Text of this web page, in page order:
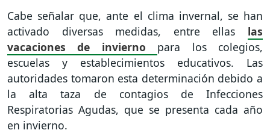
Cabe señalar que, ante el clima invernal, se han
activado diversas medidas, entre ellas las
vacaciones de invierno
para los colegios,
escuelas y establecimientos educativos. Las
autoridades tomaron esta determinación debido a
la alta taza de contagios de Infecciones
Respiratorias Agudas, que se presenta cada año
en invierno.